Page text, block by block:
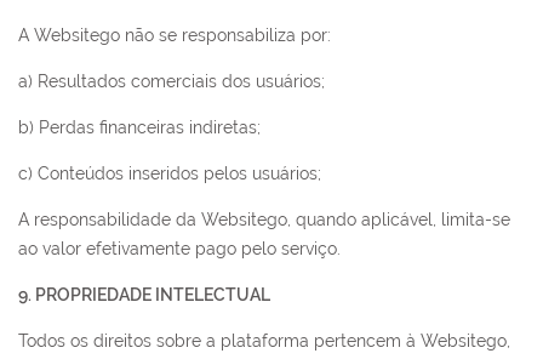
A Websitego não se responsabiliza por:
a) Resultados comerciais dos usuários;
b) Perdas financeiras indiretas;
c) Conteúdos inseridos pelos usuários;
A responsabilidade da Websitego, quando aplicável, limita-se
ao valor efetivamente pago pelo serviço.
9. PROPRIEDADE INTELECTUAL
Todos os direitos sobre a plataforma pertencem à Websitego,